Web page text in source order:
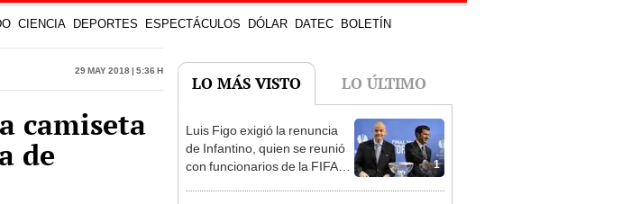
CIENCIA DEPORTES ESPECTÁCULOS DÓLAR DATEC BOLETÍN
29 May 2018 | 5:36 h
camiseta
de
LO MÁS VISTO LO ÚLTIMO
1
Luis Figo exigió la renuncia
de Infantino, quien se reunió
con funcionarios de la FIFA